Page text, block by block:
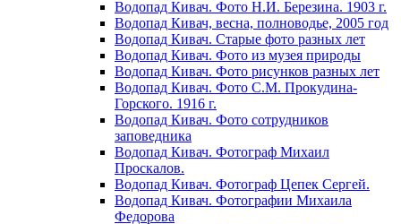
Водопад Кивач. Фото Н.И. Березина. 1903 г.
Водопад Кивач, весна, полноводье, 2005 год
Водопад Кивач. Старые фото разных лет
Водопад Кивач. Фото из музея природы
Водопад Кивач. Фото рисунков разных лет
Водопад Кивач. Фото С.М. Прокудина-
Горского. 1916 г.
Водопад Кивач. Фото сотрудников
заповедника
Водопад Кивач. Фотограф Михаил
Проскалов.
Водопад Кивач. Фотограф Цепек Сергей.
Водопад Кивач. Фотографии Михаила
Федорова